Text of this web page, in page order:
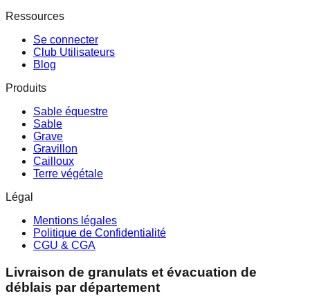
Ressources
Se connecter
Club Utilisateurs
Blog
Produits
Sable équestre
Sable
Grave
Gravillon
Cailloux
Terre végétale
Légal
Mentions légales
Politique de Confidentialité
CGU & CGA
Livraison de granulats et évacuation de
déblais par département